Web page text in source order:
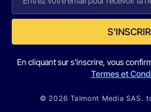
En cliquant sur s'inscrire, vous
Termes et
© 2026 Talmont Media SAS.